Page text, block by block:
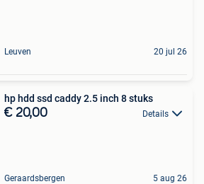
Leuven 20 jul 26
hp hdd ssd caddy 2.5 inch 8 stuks
€ 20,00 Details
Geraardsbergen 5 aug 26